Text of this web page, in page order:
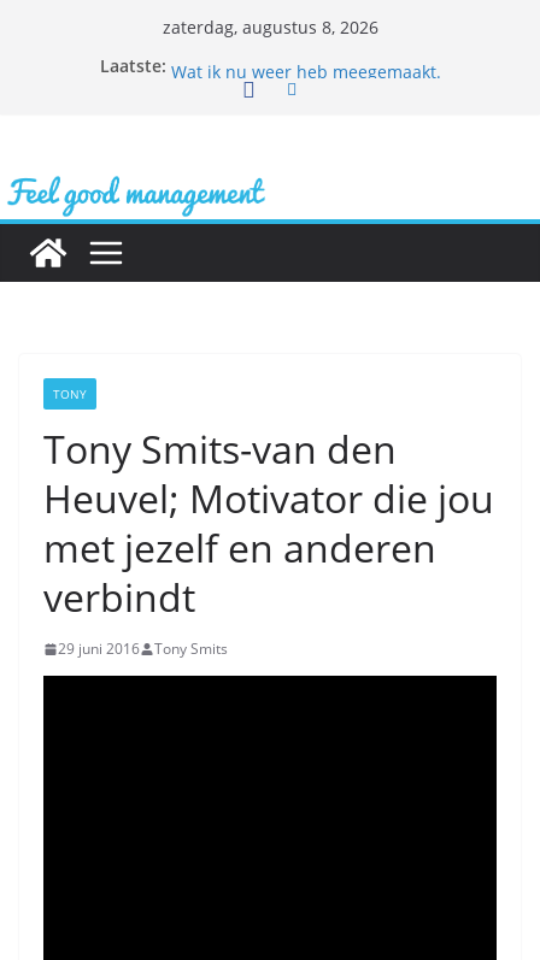
zaterdag, augustus 8, 2026
Laatste:
Wat ik nu weer heb meegemaakt.
Uitagenda Eindhoven
TONY
Tony Smits-van den
Heuvel; Motivator die jou
met jezelf en anderen
verbindt
29 juni 2016 Tony Smits